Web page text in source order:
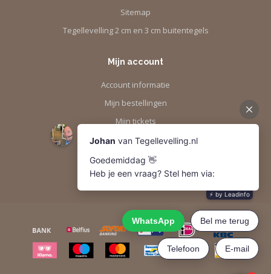
Sitemap
Tegellevelling 2 cm en 3 cm buitentegels
Mijn account
Account informatie
Mijn bestellingen
Mijn tickets
Mijn verlanglijst
Vergelijk
Alle producten